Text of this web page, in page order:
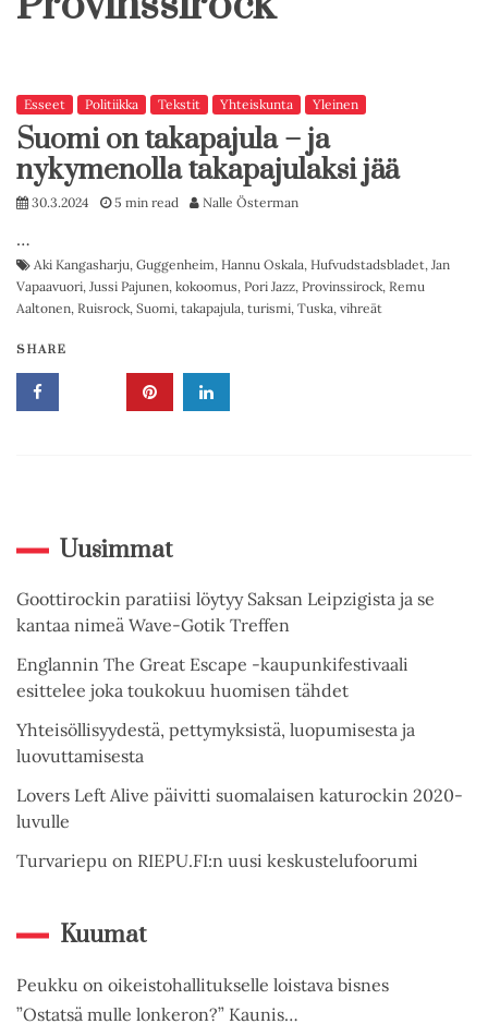
Esseet Politiikka Tekstit Yhteiskunta Yleinen
Suomi on takapajula – ja
nykymenolla takapajulaksi jää
30.3.2024 5 min read Nalle Österman
…
Aki Kangasharju, Guggenheim, Hannu Oskala, Hufvudstadsbladet, Jan
Vapaavuori, Jussi Pajunen, kokoomus, Pori Jazz, Provinssirock, Remu
Aaltonen, Ruisrock, Suomi, takapajula, turismi, Tuska, vihreät
SHARE
Uusimmat
Goottirockin paratiisi löytyy Saksan Leipzigista ja se
kantaa nimeä Wave-Gotik Treffen
Englannin The Great Escape -kaupunkifestivaali
esittelee joka toukokuu huomisen tähdet
Yhteisöllisyydestä, pettymyksistä, luopumisesta ja
luovuttamisesta
Lovers Left Alive päivitti suomalaisen katurockin 2020-
luvulle
Turvariepu on RIEPU.FI:n uusi keskustelufoorumi
Kuumat
Peukku on oikeistohallitukselle loistava bisnes
”Ostatsä mulle lonkeron?” Kaunis…